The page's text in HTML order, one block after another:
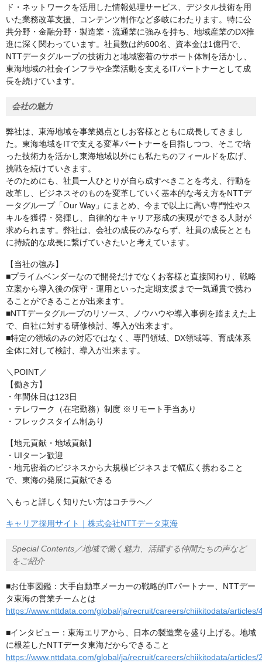
ド・ネットワークを活用した情報処理サービス、デジタル技術を用
いた業務改革支援、コンテンツ制作など多岐にわたります。特に公
共分野・金融分野・製造業・流通業に強みを持ち、地域産業のDX推
進に深く関わっています。社員数は約600名、資本金は1億円で、
NTTデータグループの技術力と地域密着のサポート体制を活かし、
東海地域の社会インフラや企業活動を支えるITパートナーとして成
長を続けています。
会社の魅力
弊社は、東海地域を事業拠点としお客様とともに成長してきまし
た。東海地域をITで支える変革パートナーを目指しつつ、そこで培
った技術力を活かし東海地域以外にも私たちのフィールドを広げ、
挑戦を続けていきます。
そのためにも、社員一人ひとりが自ら成すべきことを考え、行動を
改革し、ビジネスそのものを変革していく基本的な考え方をNTTデ
ータグループ「Our Way」にまとめ、今まで以上に高い専門性やス
キルを獲得・発揮し、自律的なキャリア形成の実現ができる人財が
求められます。弊社は、会社の成長のみならず、社員の成長ととも
に持続的な成長に繋げていきたいと考えています。
【当社の強み】
■プライムベンダーなので開発だけでなくお客様と直接関わり、戦略
立案から導入後の保守・運用といった定期支援まで一気通貫で携わ
ることができることが出来ます。
■NTTデータグループのリソース、ノウハウや導入事例を踏まえた上
で、自社に対する研修検討、導入が出来ます。
■特定の領域のみの対応ではなく、専門領域、DX領域等、育成体系
全体に対して検討、導入が出来ます。
＼POINT／
【働き方】
・年間休日は123日
・テレワーク（在宅勤務）制度 ※リモート手当あり
・フレックスタイム制あり
【地元貢献・地域貢献】
・UIターン歓迎
・地元密着のビジネスから大規模ビジネスまで幅広く携わること
で、東海の発展に貢献できる
＼もっと詳しく知りたい方はコチラへ／
キャリア採用サイト｜株式会社NTTデータ東海
Special Contents／地域で働く魅力、活躍する仲間たちの声など
をご紹介
■お仕事図鑑：大手自動車メーカーの戦略的ITパートナー、NTTデー
タ東海の営業チームとは
https://www.nttdata.com/global/ja/recruit/careers/chiikitodata/articles/
■インタビュー：東海エリアから、日本の製造業を盛り上げる。地域
に根差したNTTデータ東海だからできること
https://www.nttdata.com/global/ja/recruit/careers/chiikitodata/articles/